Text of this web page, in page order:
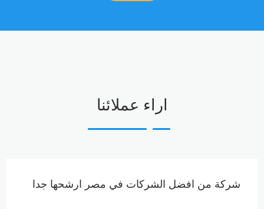
اراء عملائنا
شركة من افضل الشركات في مصر ارشحها جدا